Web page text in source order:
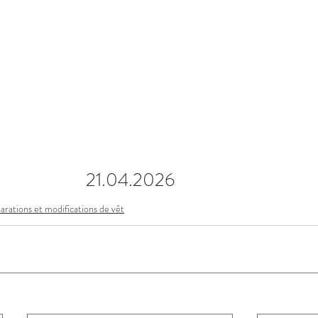
21.04.2026
et modifications de vêt